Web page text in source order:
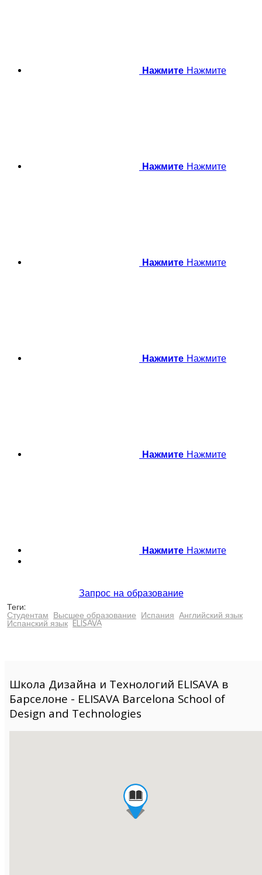
Нажмите Нажмите
Нажмите Нажмите
Нажмите Нажмите
Нажмите Нажмите
Нажмите Нажмите
Нажмите Нажмите
Запрос на образование
Теги:
Студентам Высшее образование Испания Английский язык
Испанский язык ELISAVA
Школа Дизайна и Технологий ELISAVA в
Барселоне - ELISAVA Barcelona School of
Design and Technologies